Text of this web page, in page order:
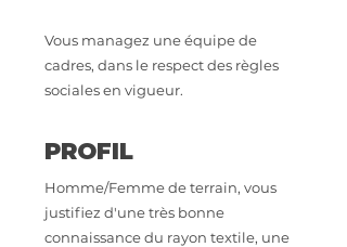
Vous managez une équipe de
cadres, dans le respect des règles
sociales en vigueur.
PROFIL
Homme/Femme de terrain, vous
justifiez d'une très bonne
connaissance du rayon textile, une